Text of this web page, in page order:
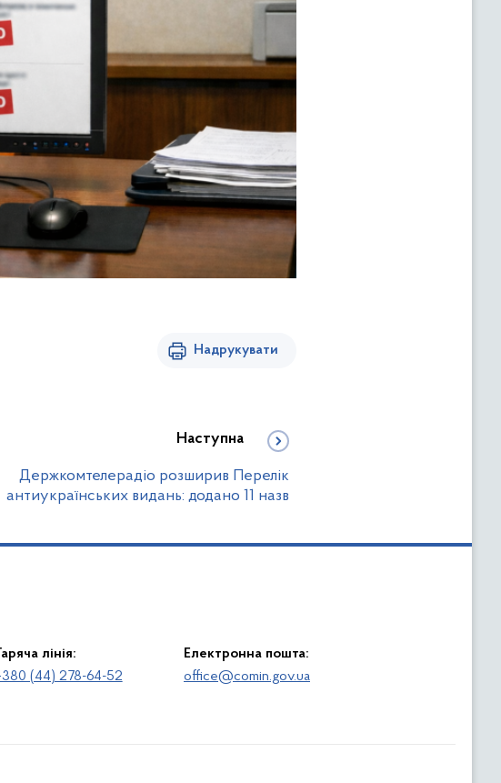
Надрукувати
Наступна
Держкомтелерадіо розширив Перелік
антиукраїнських видань: додано 11 назв
лінія:
(44) 278-64-52
Електронна пошта:
office@comin.gov.ua